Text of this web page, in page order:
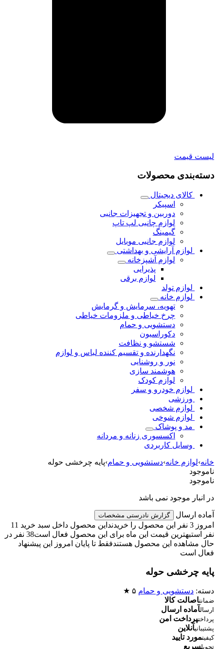
لیست قیمت
دسته‌بندی محصولات
کالای دیجیتال
اسپیکر
دوربین و تجهیزات جانبی
لوازم چانبی لپ تاپ
گیمینگ
لوازم جانبی موبایل
لوازم آرایشی و بهداشتی
لوازم آشپزخانه
پذیرایی
لوازم برقی
لوازم تولد
لوازم خانه
تهویه، سرمایش و گرمایش
چرخ خیاطی و ملزومات خیاطی
دستشویی و حمام
دکوراسیون
شستشو و نظافت
نگهدارنده و تقسیم کننده لباس و لوازم
نور و روشنایی
هوشمند سازی
لوازم کودک
لوازم خودرو و سفر
ورزشی
لوازم شخصی
لوازم شوخی
مد و پوشاک
اکسسوری زنانه و مردانه
وسایل کاربردی
خانه›لوازم خانه›دستشویی و حمام›پایه چرخشی حوله
ناموجود
ناموجود
در انبار موجود نمی باشد
آماده ارسال گزارش نادرستی مشخصات
امروز 3 نفر این محصول را خریدند
این محصول داخل سبد خرید 11
نفر استبهترین قیمت این ماه برای این محصول فعال است
38 نفر در
حال مشاهده این محصول هستندفقط تا پایان امروز این پیشنهاد
فعال است
پایه چرخشی حوله
دسته: دستشویی و حمام ۵ ★
ضمانتاصالت کالا
ارسالآماده ارسال
پرداختپرداخت امن
پشتیبانیآنلاین
کیفیتمورد تایید
تحویلسریع